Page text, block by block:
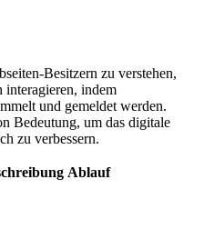
Besitzern zu verstehen,
interagieren, indem
und gemeldet werden.
Bedeutung, um das digitale
zu verbessern.
Ablauf